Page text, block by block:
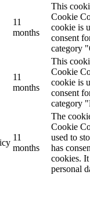
11
months
This
Cookie
cookie is
consent
category
11
months
This
Cookie
cookie is
consent
category
11
months
The
Cookie
used to
has
cookies.
personal